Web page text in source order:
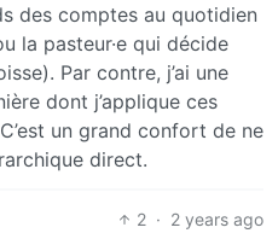
des comptes au quotidien
la pasteur·e qui décide
Par contre, j’ai une
dont j’applique ces
un grand confort de ne
direct.
2 · 2 years ago